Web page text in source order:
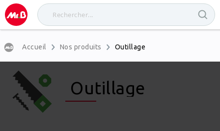
Accueil Nos produits Outillage
Outillage